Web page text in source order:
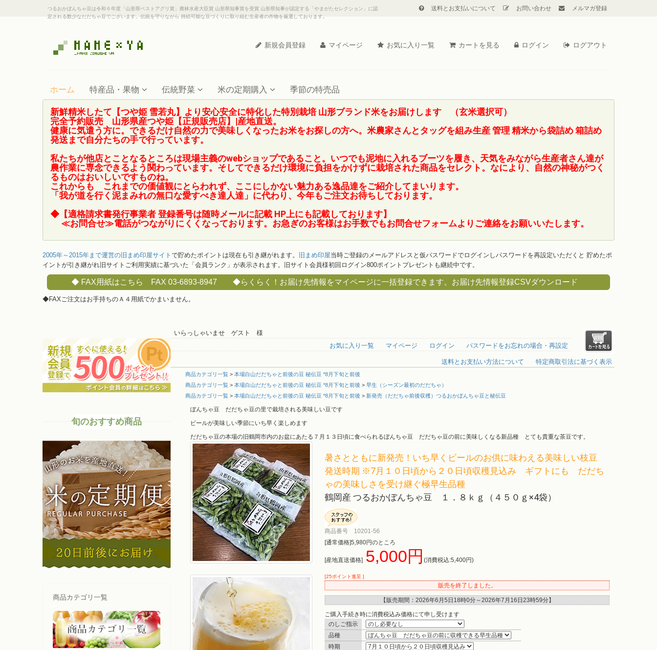
つるおかぼんちゃ豆は令和６年度「山形県ベストアグリ賞」農林水産大臣賞 山形県知事賞を受賞 山形県知事が認定する「やまがたセレクション」に認
定される数少なだだちゃ豆でございます。伝統を守りながら 持続可能な豆づくりに取り組む生産者の作物を厳選しております。
送料とお支払いについて お問い合わせ メルマガ登録
新規会員登録 マイページ お気に入り一覧 カートを見る ログイン ログアウト
ホーム 特産品・果物 伝統野菜 米の定期購入 季節の特売品
新鮮精米したて【つや姫 雪若丸】より安心安全に特化した特別栽培 山形ブランド米をお届けします （玄米選択可）
完全予約販売 山形県産つや姫【正規販売店】|産地直送。
健康に気遣う方に。できるだけ自然の力で美味しくなったお米をお探しの方へ。米農家さんとタッグを組み生産 管理 精米から袋詰め 箱詰め
発送まで自分たちの手で行っています。
私たちが他店とことなるところは現場主義のwebショップであること。いつでも泥地に入れるブーツを履き、天気をみながら生産者さん達が
農作業に専念できるよう関わっています。そしてできるだけ環境に負担をかけずに栽培された商品をセレクト。なにより、自然の神秘がつく
るものはおいしいですものね。
これからも これまでの価値観にとらわれず、ここにしかない魅力ある逸品達をご紹介してまいります。
「我が道を行く泥まみれの無口な愛すべき達人達」に代わり、今年もご注文お待ちしております。
◆【適格請求書発行事業者 登録番号は随時メールに記載 HP上にも記載しております】
≪お問合せ≫電話がつながりにくくなっております。お急ぎのお客様はお手数でもお問合せフォームよりご連絡をお願いいたします。
2005年～2015年まで運営の旧まめ印屋サイト で貯めたポイントは現在も引き継がれます。 旧まめ印屋当時ご登録のメールアドレスと仮パスワードでログインしパスワードを再設定いただくと 貯めたポ
イントが引き継がれ旧サイトご利用実績に基づいた「会員ランク」が表示されます。旧サイト会員様初回ログイン800ポイントプレゼントも継続中です。
◆ FAX用紙はこちら FAX 03-6893-8947 ◆らくらく！お届け先情報をマイページに一括登録できます。お届け先情報登録CSVダウンロード
◆FAXご注文はお手持ちのＡ４用紙でかまいません。
旬のおすすめ商品
商品カテゴリ一覧
いらっしゃいませ ゲスト 様
お気に入り一覧
マイページ ログイン パスワードをお忘れの場合・再設定
送料とお支払い方法について 特定商取引法に基づく表示
商品カテゴリ一覧 > 本場白山だだちゃと前後の豆 秘伝豆 *8月下旬と前後
商品カテゴリ一覧 > 本場白山だだちゃと前後の豆 秘伝豆 *8月下旬と前後 > 早生（シーズン最初のだだちゃ）
商品カテゴリ一覧 > 本場白山だだちゃと前後の豆 秘伝豆 *8月下旬と前後 > 新発売（だだちゃ前後収穫）つるおかぼんちゃ豆と秘伝豆
ぼんちゃ豆 だだちゃ豆の里で栽培される美味しい豆です
ビールが美味しい季節にいち早く楽しめます
だだちゃ豆の本場の旧鶴岡市内のお盆にあたる７月１３日頃に食べられるぼんちゃ豆 だだちゃ豆の前に美味しくなる新品種 とても貴重な茶豆です。
暑さとともに新発売！いち早くビールのお供に味わえる美味しい枝豆
発送時期 ※7月１０日頃から２０日頃収穫見込み ギフトにも だだち
ゃの美味しさを受け継ぐ極早生品種
鶴岡産 つるおかぼんちゃ豆 １．８ｋｇ（４５０ｇ×4袋）
商品番号 10201-56
[通常価格]5,980円のところ
[産地直送価格] 5,000円 (消費税込:5,400円)
[25ポイント進呈 ]
販売を終了しました。
【販売期間： 2026年6月5日18時0分～2026年7月16日23時59分】
ご購入手続き時に消費税込み価格にて申し受けます
のしご指示
品種
時期